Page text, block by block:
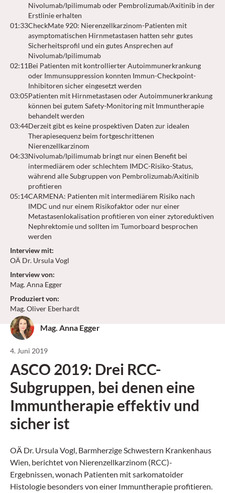
Nivolumab/Ipilimumab oder Pembrolizumab/Axitinib in der
Erstlinie erhalten
01:33CheckMate 920: Nierenzellkarzinom-Patienten mit
asymptomatischen Hirnmetastasen hatten sehr gutes
Sicherheitsprofil und ein gutes Ansprechen auf
Nivolumab/Ipilimumab
02:11Bei Patienten mit kontrollierter Autoimmunerkrankung
oder Immunsuppression konnten Immun-Checkpoint-
Inhibitoren sicher eingesetzt werden
03:05Patienten mit Hirnmetastasen oder Autoimmunerkrankung
können bei gutem Safety-Monitoring mit Immuntherapie
behandelt werden
03:44Derzeit gibt es keine prospektiven Daten zur idealen
Therapiesequenz beim fortgeschrittenen
Nierenzellkarzinom
04:33Nivolumab/Ipilimumab bringt nur einen Benefit bei
intermediärem oder schlechtem IMDC-Risiko-Status,
während alle Subgruppen von Pembrolizumab/Axitinib
profitieren
05:14CARMENA: Patienten mit intermediärem Risiko nach
IMDC und nur einem Risikofaktor oder nur einer
Metastasenlokalisation profitieren von einer zytoreduktiven
Nephrektomie und sollten im Tumorboard besprochen
werden
Interview mit:
OÄ Dr. Ursula Vogl
Interview von:
Mag. Anna Egger
Produziert von:
Mag. Oliver Eberhardt
Mag. Anna Egger
4. Juni 2019
ASCO 2019: Drei RCC-
Subgruppen, bei denen eine
Immuntherapie effektiv und
sicher ist
OÄ Dr. Ursula Vogl, Barmherzige Schwestern Krankenhaus
Wien, berichtet von Nierenzellkarzinom (RCC)-
Ergebnissen, wonach Patienten mit sarkomatoider
Histologie besonders von einer Immuntherapie profitieren.